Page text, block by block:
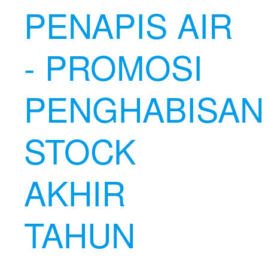
PENAPIS AIR
- PROMOSI
PENGHABISAN
STOCK
AKHIR
TAHUN